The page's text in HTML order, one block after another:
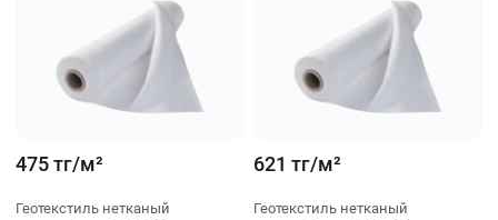
475 тг/м²
Геотекстиль нетканый
621 тг/м²
Геотекстиль нетканый